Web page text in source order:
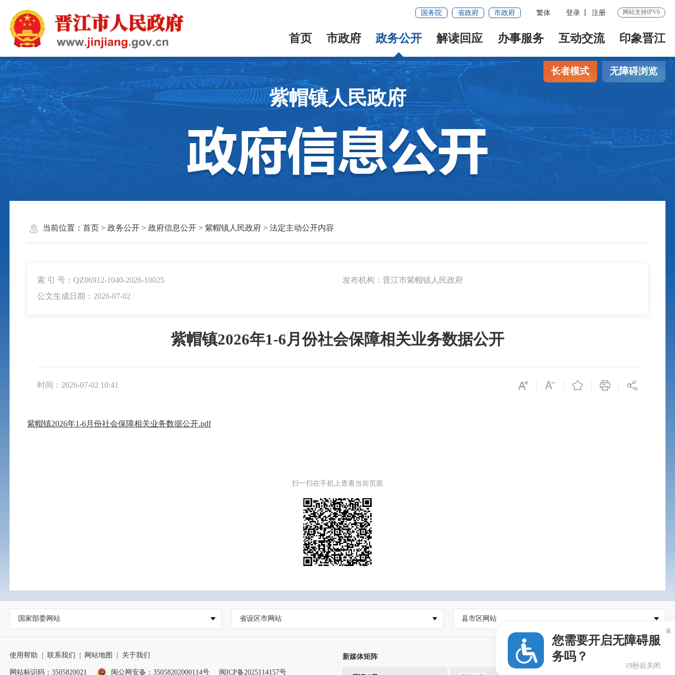
国务院 省政府 市政府 繁体 登录 注册 网站支持IPV6
首页 市政府 政务公开 解读回应 办事服务 互动交流 印象晋江
长者模式 无障碍浏览
紫帽镇人民政府
当前位置： 首页> 政务公开> 政府信息公开> 紫帽镇人民政府> 法定主动公开内容
索 引 号：QZ06912-1040-2026-10025
发布机构：晋江市紫帽镇人民政府
公文生成日期：2026-07-02
紫帽镇2026年1-6月份社会保障相关业务数据公开
时间：2026-07-02 10:41
紫帽镇2026年1-6月份社会保障相关业务数据公开.pdf
扫一扫在手机上查看当前页面
国家部委网站 省设区市网站 县市区网站
使用帮助 联系我们 网站地图 关于我们
网站标识码：3505820021 闽公网安备：35058202000114号 闽ICP备2025114157号
新媒体矩阵
您需要开启无障碍服
务吗？
19秒后关闭
